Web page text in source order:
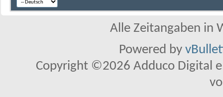
Alle Zeitangaben in
Powered by
Copyright ©2026 Adduco Digital